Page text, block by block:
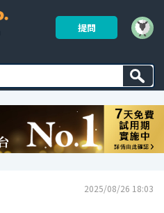
提問
2025/08/26 18:03